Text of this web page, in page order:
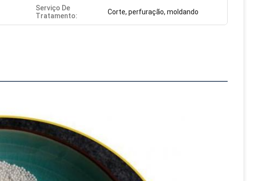
Serviço De
Tratamento:
Corte, perfuração, moldando